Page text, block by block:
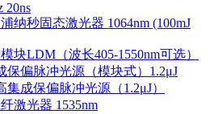
20ns
纳秒固态激光器 1064nm (100mJ
块LDM（波长405-1550nm可选）
保偏脉冲光源（模块式）1.2μJ
集成保偏脉冲光源（1.2μJ）
激光器 1535nm